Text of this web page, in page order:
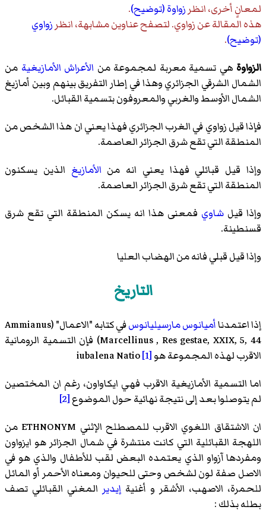
لمعانٍ أخرى، انظر زواوة (توضيح).
هذه المقالة عنزواوي. لتصفح عناوين مشابهة، انظر زواوي
(توضيح).
الزواوة هي تسمية معربة لمجموعة من الأعراش الأمازيغية من
الشمال الشرقي الجزائري وهذا في إطار التفريق بينهم وبين أمازيغ
الشمال الأوسط والغربي والمعروفون بتسمية القبائل.
فإذا قيل زواوي في الغرب الجزائري فهذا يعني ان هذا الشخص من
المنطقة التي تقع شرق الجزائر العاصمة.
وإذا قيل قبائلي فهذا يعني انه من الأمازيغ الذين يسكنون
المنطقة التي تقع شرق الجزائر العاصمة.
وإذا قيل شاوي فمعنى هذا انه يسكن المنطقة التي تقع شرق
قسنطينة.
وإذا قيل قبلي فانه من الهضاب العليا
التاريخ
إذا اعتمدناأميانوس مارسيليانوس
في كتابه "الاعمال" (Ammianus
Marcellinus , Res gestae, XXIX, 5, 44) فإن التسمية الرومانية
الاقرب لهذه المجموعة هو iubalena Natio[1]
اما التسمية الأمازيغية الاقرب فهي ايكاواون، رغم ان المختصين
لم يتوصلوا بعد إلى نتيجة نهائية حول الموضوع[2]
ان الاشتقاق اللغوي الاقرب للمصطلح الإثني ETHNONYM من
اللهجة القبائلية التي كانت منتشرة في شمال الجزائر هو ايزواون
ومفردها آزواو الذي يعتمده البعض لقب للأطفال والذي هو في
الاصل صفة لون لشخص وحتى للحيوان ومعناه الأحمر أو المائل
للحمرة، الاصهب، الأشقر و أغنية إيدير المغني القبائلي تصف
بطله بذلك :